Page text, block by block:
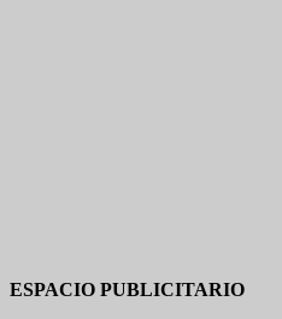
ESPACIO PUBLICITARIO